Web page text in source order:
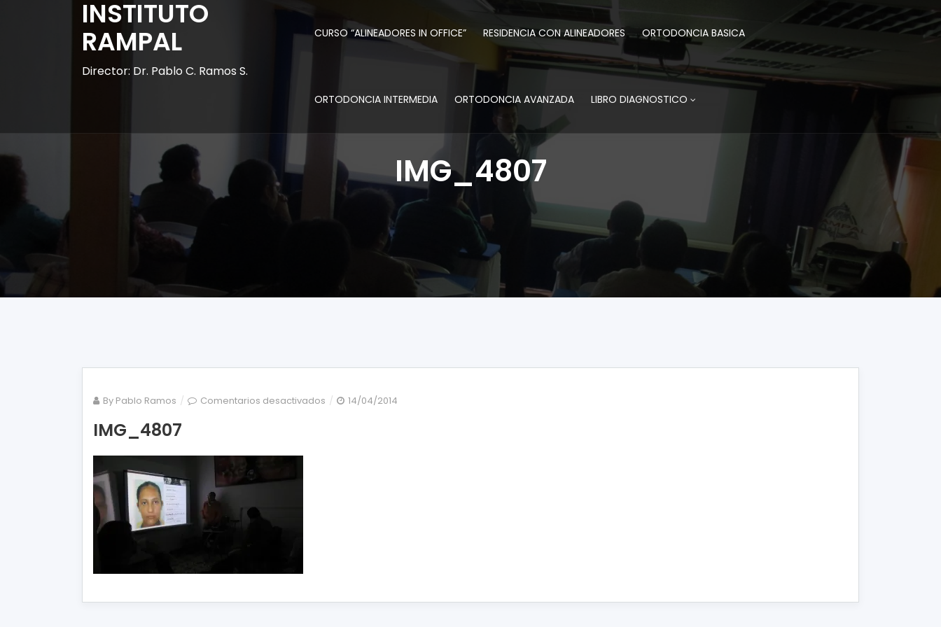
INSTITUTO
RAMPAL
Director: Dr. Pablo C. Ramos S.
CURSO “ALINEADORES IN OFFICE” RESIDENCIA CON ALINEADORES ORTODONCIA BASICA
ORTODONCIA INTERMEDIA ORTODONCIA AVANZADA LIBRO DIAGNOSTICO
IMG_4807
By Pablo Ramos Comentarios desactivados en
14/04/2014
IMG_4807